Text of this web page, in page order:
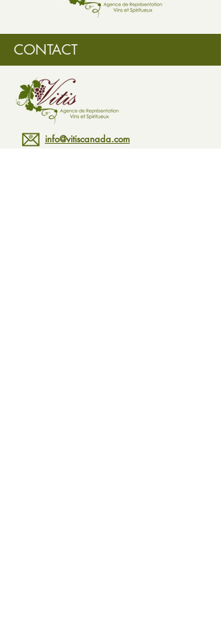
une coloration intense, d'un jaune
de fruits frais, ils cèdent le pas à
des notes florales. "Le pecorino
exceptionnel, c'est l'une des plus
grandes +success story+ du XXe
siècle en Italie", affirme Ian
d'Agata, auteur en 2014 d'un
ouvrage sur les cépages indigènes
CONTACT
info@vitiscanada.com